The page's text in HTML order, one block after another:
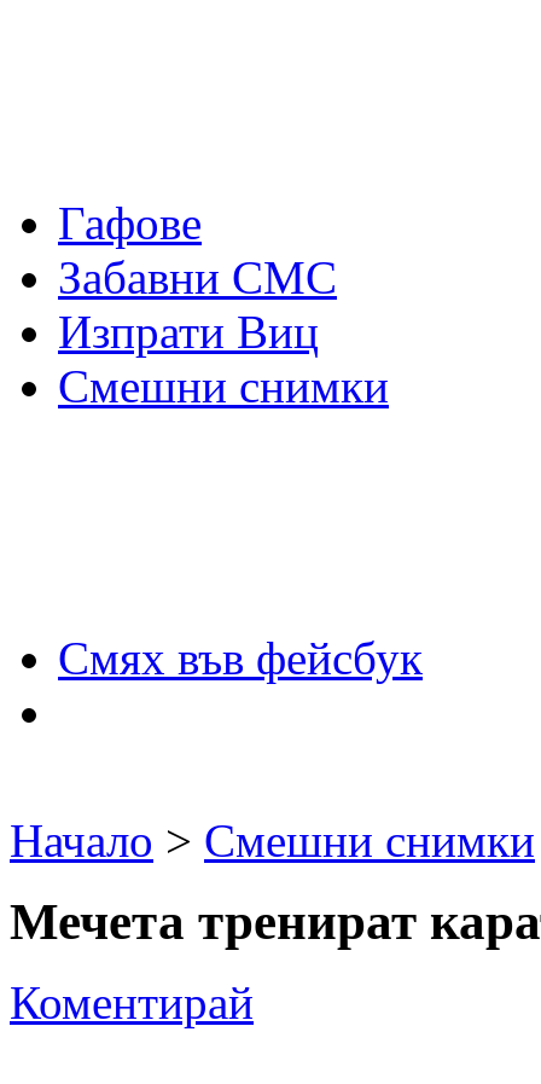
Гафове
Забавни СМС
Изпрати Виц
Смешни снимки
Смях във фейсбук
Начало > Смешни снимки
Мечета тренират
Коментирай